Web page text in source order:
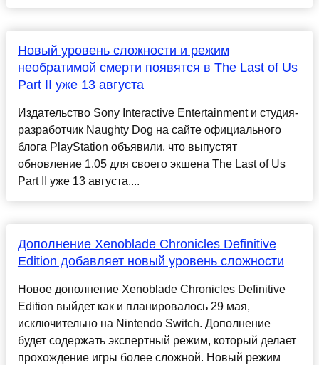
Новый уровень сложности и режим
необратимой смерти появятся в The Last of Us
Part II уже 13 августа
Издательство Sony Interactive Entertainment и студия-
разработчик Naughty Dog на сайте официального
блога PlayStation объявили, что выпустят
обновление 1.05 для своего экшена The Last of Us
Part II уже 13 августа....
Дополнение Xenoblade Chronicles Definitive
Edition добавляет новый уровень сложности
Новое дополнение Xenoblade Chronicles Definitive
Edition выйдет как и планировалось 29 мая,
исключительно на Nintendo Switch. Дополнение
будет содержать экспертный режим, который делает
прохождение игры более сложной. Новый режим